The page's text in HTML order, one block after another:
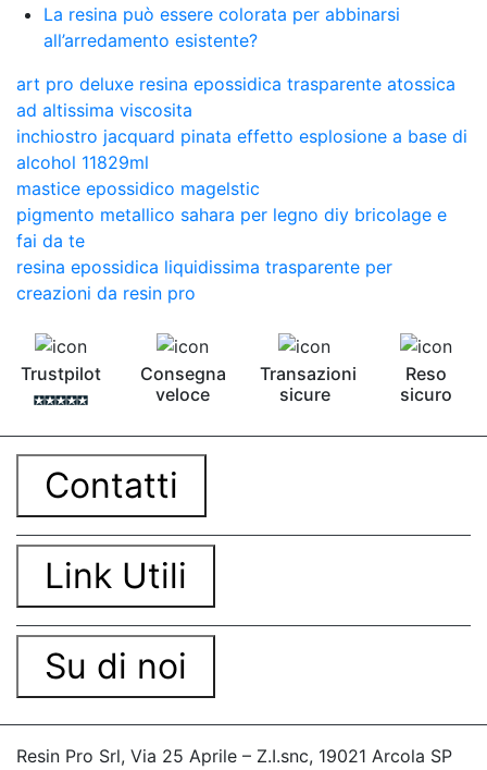
La resina può essere colorata per abbinarsi
all’arredamento esistente?
art pro deluxe resina epossidica trasparente atossica
ad altissima viscosita
inchiostro jacquard pinata effetto esplosione a base di
alcohol 11829ml
mastice epossidico magelstic
pigmento metallico sahara per legno diy bricolage e
fai da te
resina epossidica liquidissima trasparente per
creazioni da resin pro
Trustpilot
Consegna
veloce
Transazioni
sicure
Reso
sicuro
Contatti
Link Utili
Su di noi
Resin Pro Srl, Via 25 Aprile – Z.I.snc, 19021 Arcola SP